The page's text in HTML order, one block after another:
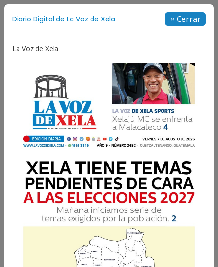
Diario Digital de La Voz de Xela × Cerrar
La Voz de Xela
Mineduc abre
convocatoria para 12 mil
932 plazas de docentes
El proceso comenzó este lunes 18 de agosto con
la publicación de la nómina oficial de puestos
sujetos a oposición en el Sistema Informático